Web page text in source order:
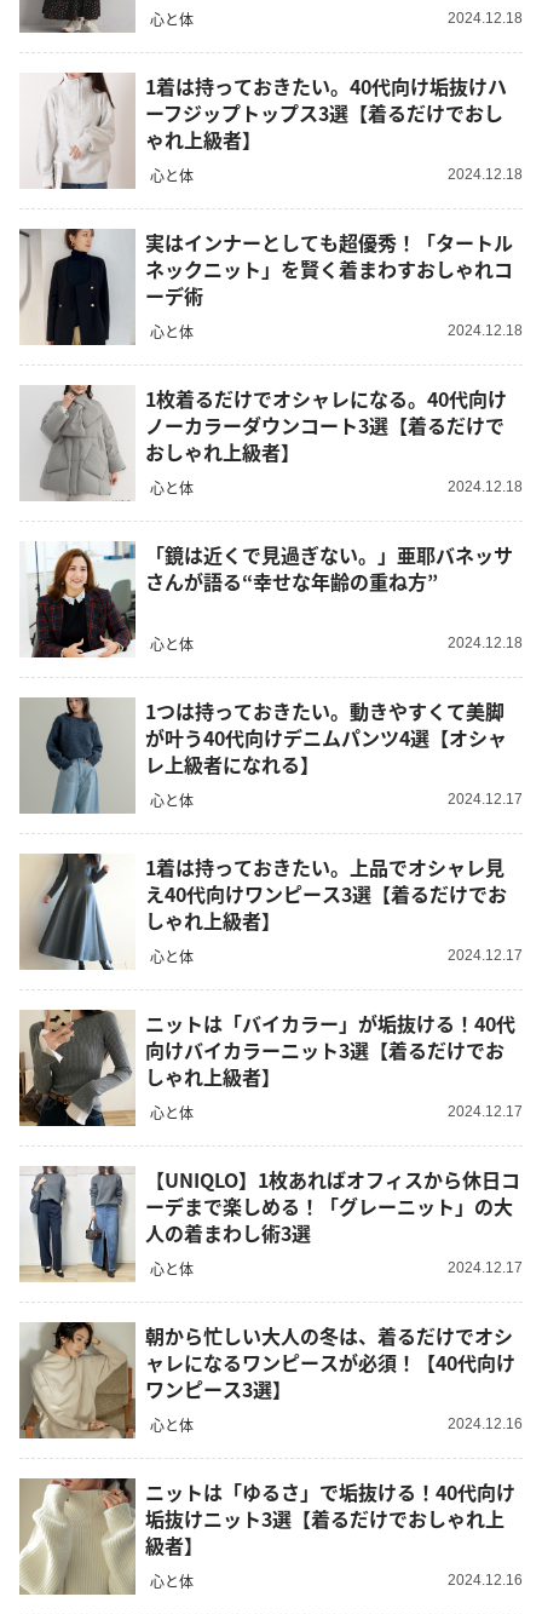
心と体 2024.12.18
1着は持っておきたい。40代向け垢抜けハ
ーフジップトップス3選【着るだけでおし
ゃれ上級者】
心と体 2024.12.18
実はインナーとしても超優秀！「タートル
ネックニット」を賢く着まわすおしゃれコ
ーデ術
心と体 2024.12.18
1枚着るだけでオシャレになる。40代向け
ノーカラーダウンコート3選【着るだけで
おしゃれ上級者】
心と体 2024.12.18
「鏡は近くで見過ぎない。」亜耶バネッサ
さんが語る“幸せな年齢の重ね方”
心と体 2024.12.18
1つは持っておきたい。動きやすくて美脚
が叶う40代向けデニムパンツ4選【オシャ
レ上級者になれる】
心と体 2024.12.17
1着は持っておきたい。上品でオシャレ見
え40代向けワンピース3選【着るだけでお
しゃれ上級者】
心と体 2024.12.17
ニットは「バイカラー」が垢抜ける！40代
向けバイカラーニット3選【着るだけでお
しゃれ上級者】
心と体 2024.12.17
【UNIQLO】1枚あればオフィスから休日コ
ーデまで楽しめる！「グレーニット」の大
人の着まわし術3選
心と体 2024.12.17
朝から忙しい大人の冬は、着るだけでオシ
ャレになるワンピースが必須！【40代向け
ワンピース3選】
心と体 2024.12.16
ニットは「ゆるさ」で垢抜ける！40代向け
垢抜けニット3選【着るだけでおしゃれ上
級者】
心と体 2024.12.16